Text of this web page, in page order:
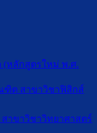
หลักสูตรใหม่ พ.ศ.
ฑิต สาขาวิชาฟิสิกส์
าขาวิชาวิทยาศาสตร์